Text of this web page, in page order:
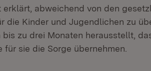
abweichend von den
die Kinder und Jugendlichen zu
zu drei Monaten herausstellt,
sie die Sorge übernehmen.